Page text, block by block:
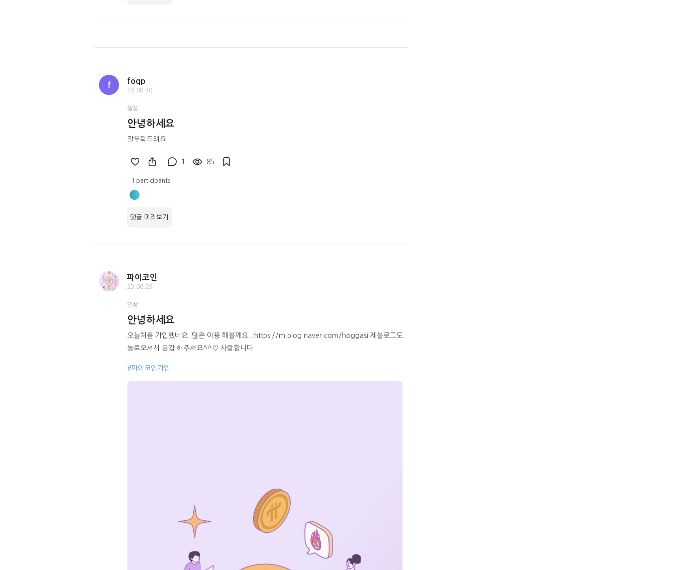
f
foqp
23.08.30
일상
안녕하세요
잘부탁드려요
1 85
1 participants
댓글 미리보기
파이코인
23.06.29
일상
안녕하세요
오늘처음 가입했네요. 많은 이용 해볼께요.. https://m.blog.naver.com/hoggasi 제블로그도
놀로오셔서 공감 해주셔요^^♡ 사랑합니다
#파이코인가입